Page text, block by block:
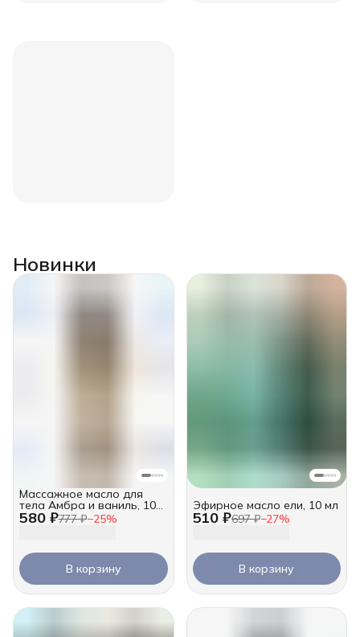
Новинки
580 ₽777 ₽−25%
Массажное масло для
тела Амбра и ваниль, 100
мл
В корзину
510 ₽697 ₽−27%
Эфирное масло ели, 10 мл
В корзину